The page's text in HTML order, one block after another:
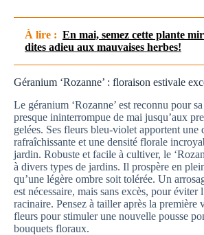
À lire : En mai, semez cette plante
dites adieu aux mauvaises herbes!
Géranium ‘Rozanne’ : floraison estivale
Le géranium ‘Rozanne’ est reconnu pour
presque ininterrompue de mai jusqu’aux
gelées. Ses fleurs bleu-violet apportent une
rafraîchissante et une densité florale
jardin. Robuste et facile à cultiver, le
à divers types de jardins. Il prospère en
qu’une légère ombre soit tolérée. Un
est nécessaire, mais sans excès, pour éviter
racinaire. Pensez à tailler après la première
fleurs pour stimuler une nouvelle pousse
bouquets floraux.